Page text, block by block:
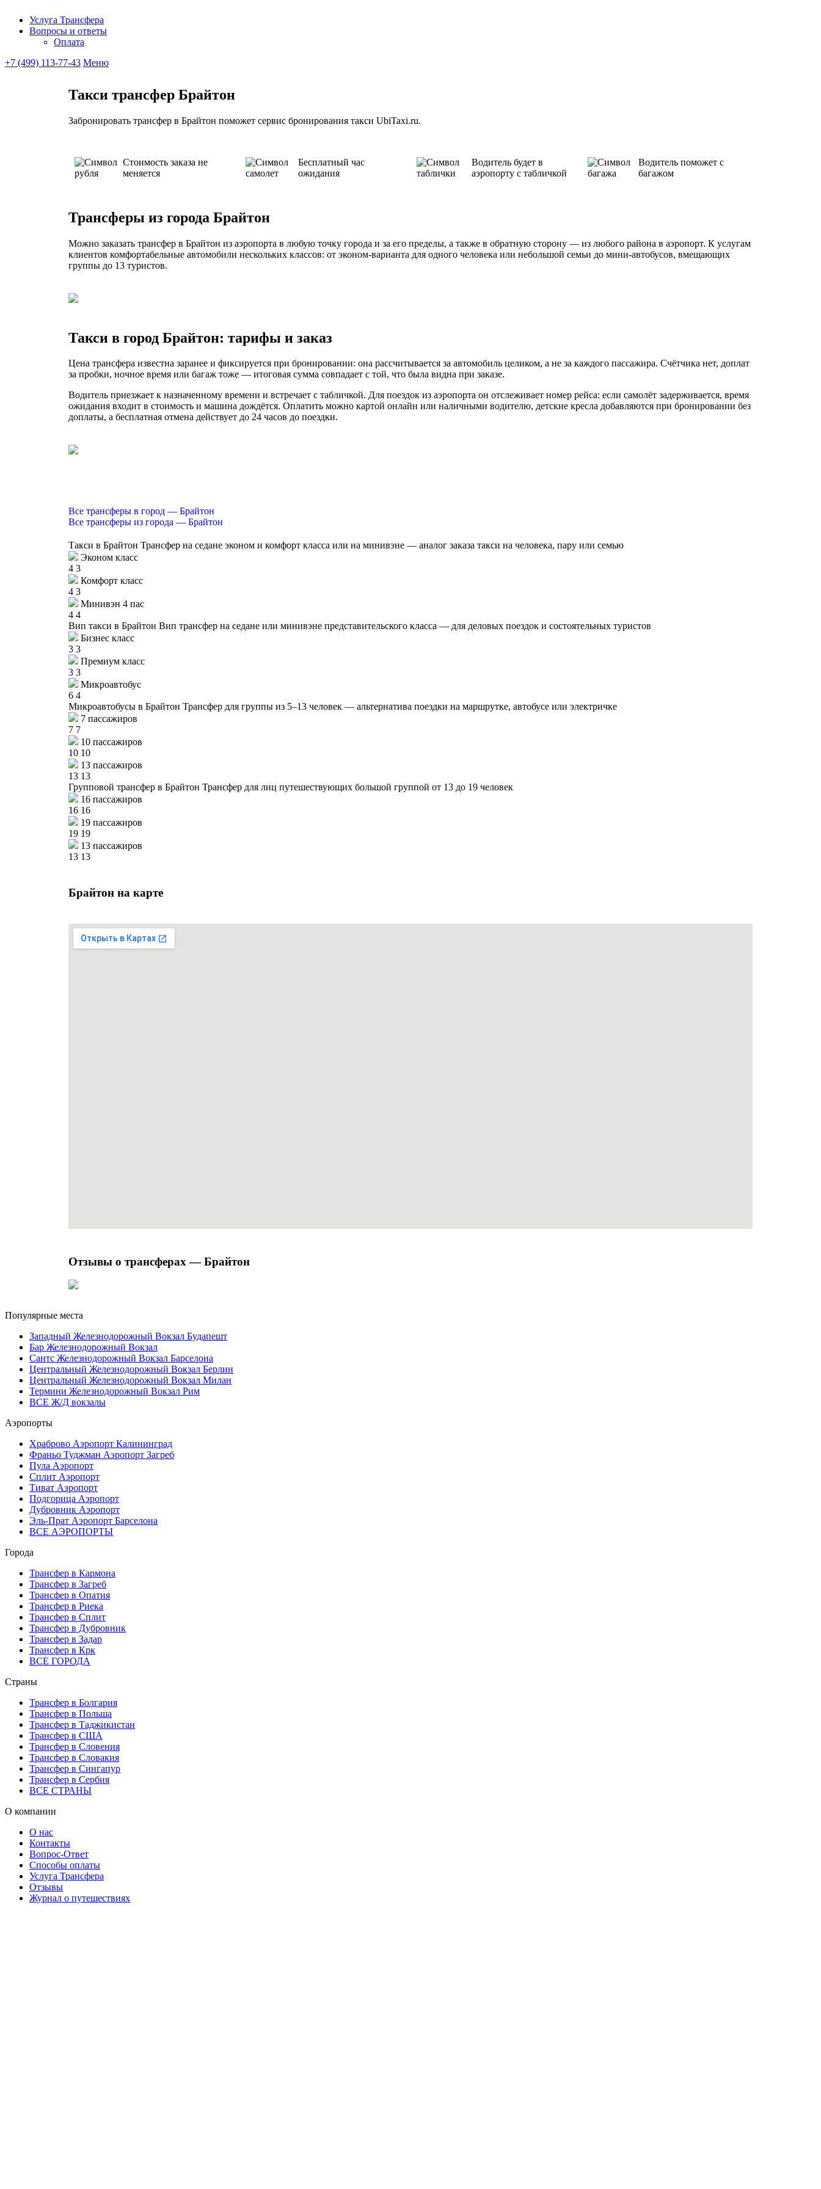
Ubitaxi
Услуга Трансфера
Вопросы и ответы
Оплата
+7 (499) 113-77-43 Меню
Такси трансфер Брайтон
Забронировать трансфер в Брайтон поможет сервис бронирования такси UbiTaxi.ru.
Стоимость заказа не
меняется
Бесплатный час
ожидания
Водитель будет в
аэропорту с табличкой
Водитель поможет с
багажом
Трансферы из города Брайтон
Можно заказать трансфер в Брайтон из аэропорта в любую точку города и за его пределы, а также в обратную сторону — из любого района в аэропорт. К услугам
клиентов комфортабельные автомобили нескольких классов: от эконом-варианта для одного человека или небольшой семьи до мини-автобусов, вмещающих
группы до 13 туристов.
Такси в город Брайтон: тарифы и заказ
Цена трансфера известна заранее и фиксируется при бронировании: она рассчитывается за автомобиль целиком, а не за каждого пассажира. Счётчика нет, доплат
за пробки, ночное время или багаж тоже — итоговая сумма совпадает с той, что была видна при заказе.
Водитель приезжает к назначенному времени и встречает с табличкой. Для поездок из аэропорта он отслеживает номер рейса: если самолёт задерживается, время
ожидания входит в стоимость и машина дождётся. Оплатить можно картой онлайн или наличными водителю, детские кресла добавляются при бронировании без
доплаты, а бесплатная отмена действует до 24 часов до поездки.
Все трансферы в город — Брайтон
Все трансферы из города — Брайтон
Такси в Брайтон Трансфер на седане эконом и комфорт класса или на минивэне — аналог заказа такси на человека, пару или семью
Эконом класс
4 3
Комфорт класс
4 3
Минивэн 4 пас
4 4
Вип такси в Брайтон Вип трансфер на седане или минивэне представительского класса — для деловых поездок и состоятельных туристов
Бизнес класс
3 3
Премиум класс
3 3
Микроавтобус
6 4
Микроавтобусы в Брайтон Трансфер для группы из 5–13 человек — альтернатива поездки на маршрутке, автобусе или электричке
7 пассажиров
7 7
10 пассажиров
10 10
13 пассажиров
13 13
Групповой трансфер в Брайтон Трансфер для лиц путешествующих большой группой от 13 до 19 человек
16 пассажиров
16 16
19 пассажиров
19 19
13 пассажиров
13 13
Брайтон на карте
Отзывы о трансферах — Брайтон
Популярные места
Западный Железнодорожный Вокзал Будапешт
Бар Железнодорожный Вокзал
Сантс Железнодорожный Вокзал Барселона
Центральный Железнодорожный Вокзал Берлин
Центральный Железнодорожный Вокзал Милан
Термини Железнодорожный Вокзал Рим
ВСЕ Ж/Д вокзалы
Аэропорты
Храброво Аэропорт Калининград
Франьо Туджман Аэропорт Загреб
Пула Аэропорт
Сплит Аэропорт
Тиват Аэропорт
Подгорица Аэропорт
Дубровник Аэропорт
Эль-Прат Аэропорт Барселона
ВСЕ АЭРОПОРТЫ
Города
Трансфер в Кармона
Трансфер в Загреб
Трансфер в Опатия
Трансфер в Риека
Трансфер в Сплит
Трансфер в Дубровник
Трансфер в Задар
Трансфер в Крк
ВСЕ ГОРОДА
Страны
Трансфер в Болгария
Трансфер в Польша
Трансфер в Таджикистан
Трансфер в США
Трансфер в Словения
Трансфер в Словакия
Трансфер в Сингапур
Трансфер в Сербия
ВСЕ СТРАНЫ
О компании
О нас
Контакты
Вопрос-Ответ
Способы оплаты
Услуга Трансфера
Отзывы
Журнал о путешествиях